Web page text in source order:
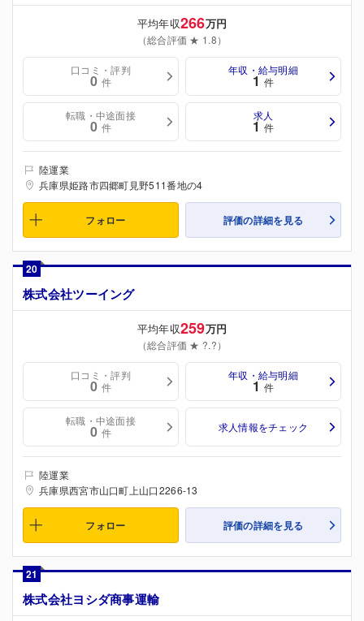
平均年収266万円
（総合評価 ★ 1.8）
口コミ・評判
0 件
年収・給与明細
1 件
転職・中途面接
0 件
求人
1 件
陸運業
兵庫県姫路市四郷町見野511番地の4
フォロー 評価の詳細を見る
20
株式会社ツーイング
平均年収259万円
（総合評価 ★ ?.?）
口コミ・評判
0 件
年収・給与明細
1 件
転職・中途面接
0 件 求人情報をチェック
陸運業
兵庫県西宮市山口町上山口2266-13
フォロー 評価の詳細を見る
21
株式会社ヨシダ商事運輸